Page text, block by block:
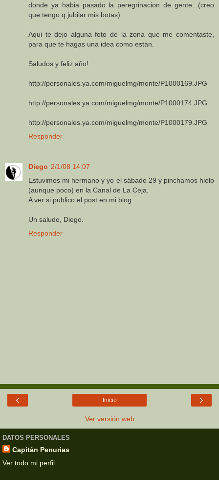
donde ya habia pasado la peregrinacion de gente...(creo
que tengo q jubilar mis botas).
Aqui te dejo alguna foto de la zona que me comentaste,
para que te hagas una idea como están.
Saludos y feliz año!
http://personales.ya.com/miguelmg/monte/P1000169.JPG
http://personales.ya.com/miguelmg/monte/P1000174.JPG
http://personales.ya.com/miguelmg/monte/P1000179.JPG
Responder
Diego 2/1/08 14:07
Estuvimos mi hermano y yo el sábado 29 y pinchamos hielo
(aunque poco) en la Canal de La Ceja.
A ver si publico el post en mi blog.
Un saludo, Diego.
Responder
‹ ›
Inicio
Ver versión web
DATOS PERSONALES
Capitán Penurias
Ver todo mi perfil